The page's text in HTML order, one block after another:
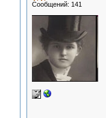
Сообщений: 141